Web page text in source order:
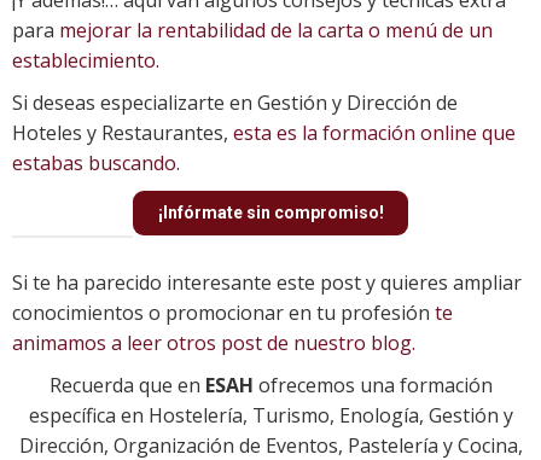
para mejorar la rentabilidad de la carta o menú de un
establecimiento.
Si deseas especializarte en Gestión y Dirección de
Hoteles y Restaurantes, esta es la formación online que
estabas buscando.
¡Infórmate sin compromiso!
Si te ha parecido interesante este post y quieres ampliar
conocimientos o promocionar en tu profesión te
animamos a leer otros post de nuestro blog.
Recuerda que en ESAH ofrecemos una formación
específica en Hostelería, Turismo, Enología, Gestión y
Dirección, Organización de Eventos, Pastelería y Cocina,